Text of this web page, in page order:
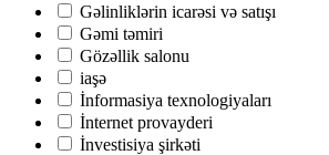
Gəlinliklərin icarəsi və satışı
Gəmi təmiri
Gözəllik salonu
iaşə
İnformasiya texnologiyaları
İnternet provayderi
İnvestisiya şirkəti